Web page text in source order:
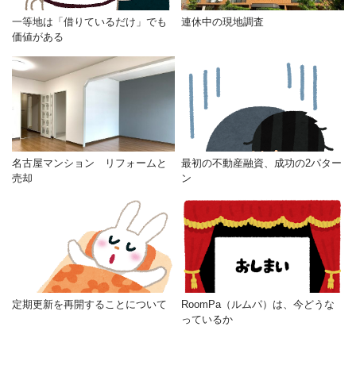
一等地は「借りているだけ」でも
価値がある
連休中の現地調査
名古屋マンション リフォームと
売却
最初の不動産融資、成功の2パター
ン
定期更新を再開することについて
RoomPa（ルムパ）は、今どうな
っているか